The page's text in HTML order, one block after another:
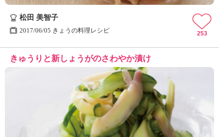
松田 美智子
2017/06/05 きょうの料理レシピ 253
きゅうりと新しょうがのさわやか漬け